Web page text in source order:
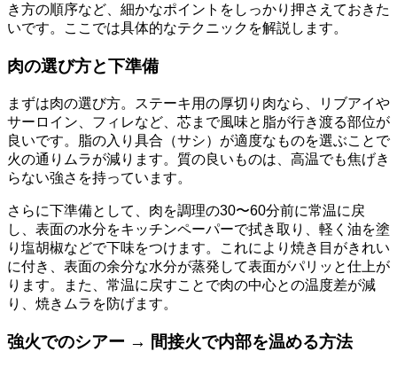
き方の順序など、細かなポイントをしっかり押さえておきた
いです。ここでは具体的なテクニックを解説します。
肉の選び方と下準備
まずは肉の選び方。ステーキ用の厚切り肉なら、リブアイや
サーロイン、フィレなど、芯まで風味と脂が行き渡る部位が
良いです。脂の入り具合（サシ）が適度なものを選ぶことで
火の通りムラが減ります。質の良いものは、高温でも焦げき
らない強さを持っています。
さらに下準備として、肉を調理の30〜60分前に常温に戻
し、表面の水分をキッチンペーパーで拭き取り、軽く油を塗
り塩胡椒などで下味をつけます。これにより焼き目がきれい
に付き、表面の余分な水分が蒸発して表面がパリッと仕上が
ります。また、常温に戻すことで肉の中心との温度差が減
り、焼きムラを防げます。
強火でのシアー → 間接火で内部を温める方法